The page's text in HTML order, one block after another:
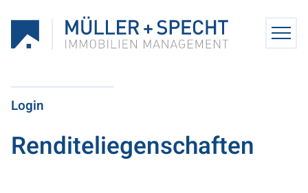
Login
Ren­di­te­lie­gen­schaf­ten